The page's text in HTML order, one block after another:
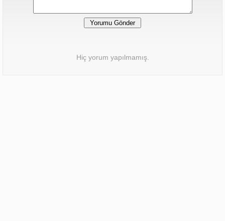
Hiç yorum yapılmamış.